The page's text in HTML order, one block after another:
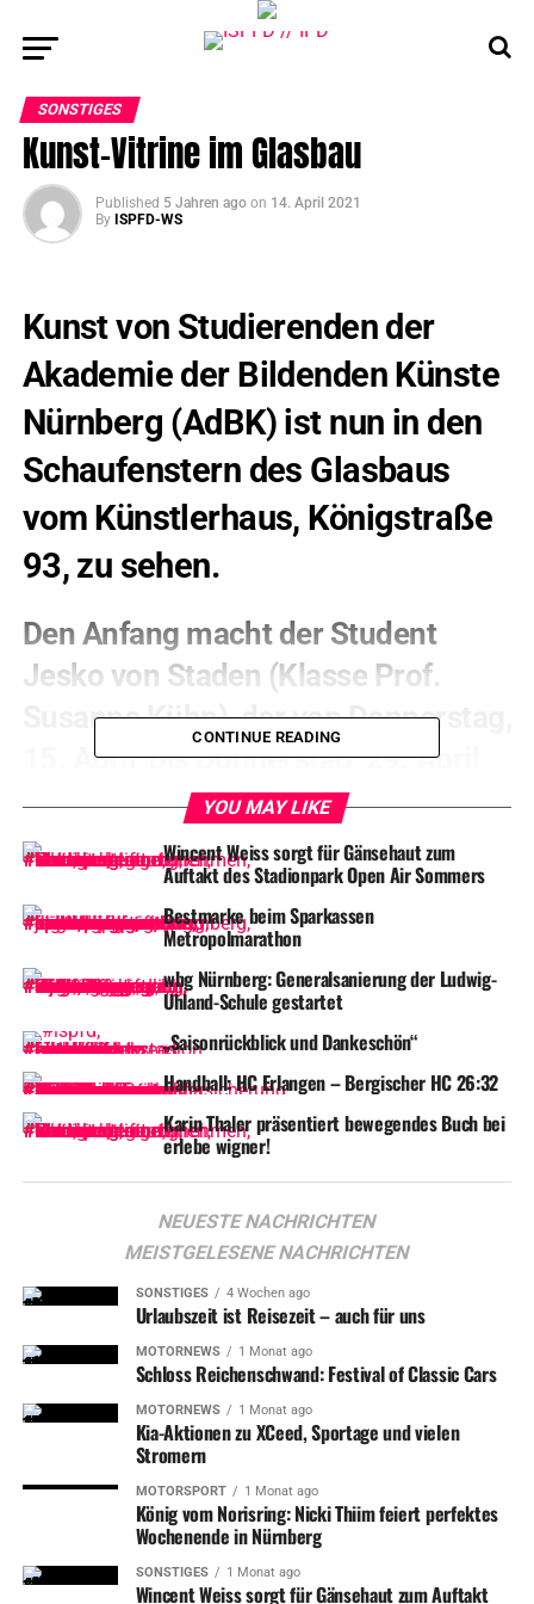
SONSTIGES
Kunst-Vitrine im Glasbau
Published 5 Jahren ago on 14. April 2021
By ISPFD-WS
Kunst von Studierenden der
Akademie der Bildenden Künste
Nürnberg (AdBK) ist nun in den
Schaufenstern des Glasbaus
vom Künstlerhaus, Königstraße
93, zu sehen.
Den Anfang macht der Student
Jesko von Staden (Klasse Prof.
Susanne Kühn), der von Donnerstag,
15. April, bis Donnerstag, 29. April
2021, unter dem Titel
„Mappenberatung“ künstlerische
Arbeiten präsentiert, die von der
Straße aus coronakonform zu
betrachten sind.
Umzug der AdBK-Vitrine am 26. März 2021, © Valentin Hesch
Mitdem Umzug ins Künstlerhaus wird eine neue Ära für
den Ausstellungsraum „Die Vitrine“ der AdBK
eingeläutet. Im Glasbau des Künstlerhauses findet sich
nur wenige Meter vom alten Standort in der
Königstorpassage entfernt ein neuer Raum für
Kunstausstellungen, – installationen und -performances.
„Die Vitrine“im Glasbau des Künstlerhauses ist ein
Kooperationsprojekt mit den Studierenden der Akademie
der Bildenden Künste Nürnberg. Sie lädt dazu ein, sich
vor den großen Schaufensterscheiben aufzuhalten und zu
bestaunen, welche Projekte jeglicher Art umgesetzt und
welche neuen Ausstellungsformen von Studierenden
erprobt werden. Gezeigt werden junge, experimentelle
Positionen, deren künstlerisches Spektrum von Malerei,
Film, Performance bis hin zu einem fulminanten
CONTINUE READING
YOU MAY LIKE
Wincent Weiss sorgt für Gänsehaut zum
Auftakt des Stadionpark Open Air Sommers
Bestmarke beim Sparkassen
Metropolmarathon
wbg Nürnberg: Generalsanierung der Ludwig-
Uhland-Schule gestartet
„Saisonrückblick und Dankeschön“
Handball: HC Erlangen – Bergischer HC 26:32
Karin Thaler präsentiert bewegendes Buch bei
erlebe wigner!
NEUESTE NACHRICHTEN
MEISTGELESENE NACHRICHTEN
SONSTIGES 4 Wochen ago
Urlaubszeit ist Reisezeit – auch für uns
MOTORNEWS 1 Monat ago
Schloss Reichenschwand: Festival of Classic Cars
MOTORNEWS 1 Monat ago
Kia-Aktionen zu XCeed, Sportage und vielen
Stromern
MOTORSPORT 1 Monat ago
König vom Norisring: Nicki Thiim feiert perfektes
Wochenende in Nürnberg
SONSTIGES 1 Monat ago
Wincent Weiss sorgt für Gänsehaut zum Auftakt